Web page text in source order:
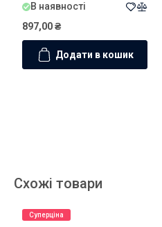
В наявності
897,00₴
Додати в кошик
Схожі товари
Суперціна